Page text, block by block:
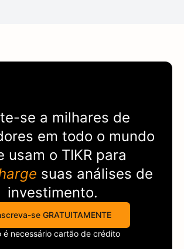
se a milhares de
em todo o mundo
usam o TIKRpara
suas análises de
investimento.
se GRATUITAMENTE
é necessário cartão de crédito